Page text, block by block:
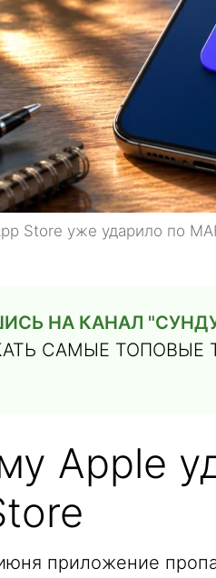
Store уже ударило по
НА КАНАЛ
САМЫЕ ТОПОВЫЕ
Apple
приложение